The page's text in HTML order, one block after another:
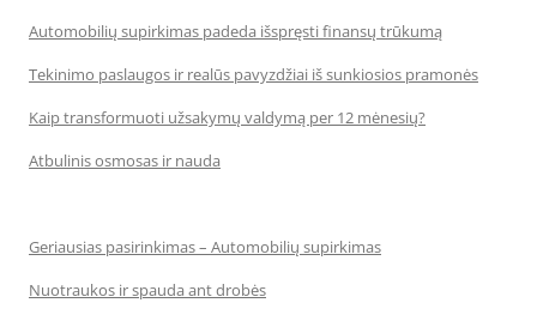
Automobilių supirkimas padeda išspręsti finansų trūkumą
Tekinimo paslaugos ir realūs pavyzdžiai iš sunkiosios pramonės
Kaip transformuoti užsakymų valdymą per 12 mėnesių?
Atbulinis osmosas ir nauda
Geriausias pasirinkimas – Automobilių supirkimas
Nuotraukos ir spauda ant drobės